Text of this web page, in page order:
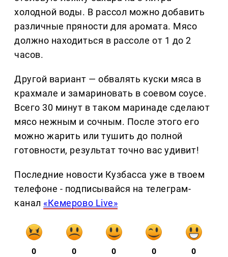
холодной воды. В рассол можно добавить
различные пряности для аромата. Мясо
должно находиться в рассоле от 1 до 2
часов.
Другой вариант — обвалять куски мяса в
крахмале и замариновать в соевом соусе.
Всего 30 минут в таком маринаде сделают
мясо нежным и сочным. После этого его
можно жарить или тушить до полной
готовности, результат точно вас удивит!
Последние новости Кузбасса уже в твоем
телефоне - подписывайся на телеграм-
канал «Кемерово Live»
0 0 0 0 0